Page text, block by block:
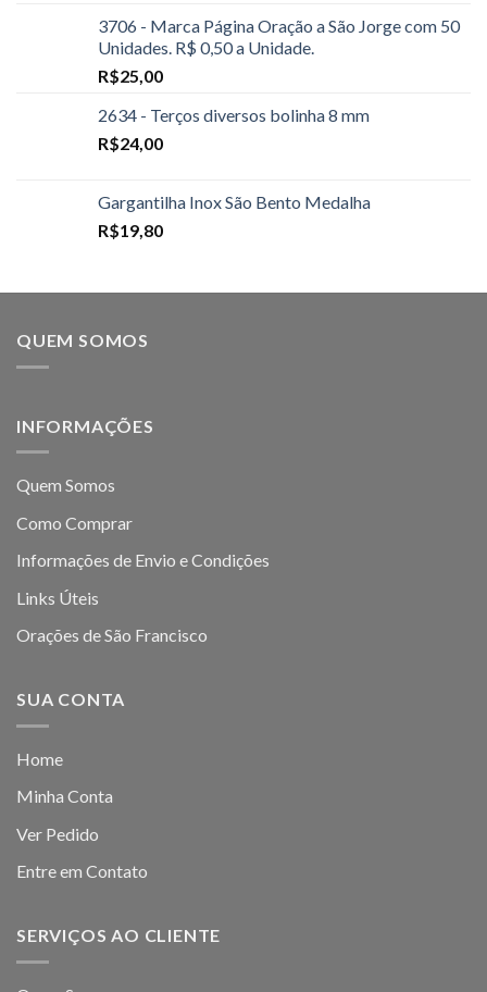
3706 - Marca Página Oração a São Jorge com 50
Unidades. R$ 0,50 a Unidade.
R$25,00
2634 - Terços diversos bolinha 8 mm
R$24,00
Gargantilha Inox São Bento Medalha
R$19,80
QUEM SOMOS
INFORMAÇÕES
Quem Somos
Como Comprar
Informações de Envio e Condições
Links Úteis
Orações de São Francisco
SUA CONTA
Home
Minha Conta
Ver Pedido
Entre em Contato
SERVIÇOS AO CLIENTE